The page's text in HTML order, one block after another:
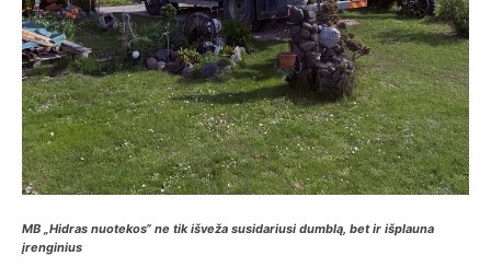
MB „Hidras nuotekos“ ne tik išveža susidariusi dumblą, bet ir išplauna
įrenginius